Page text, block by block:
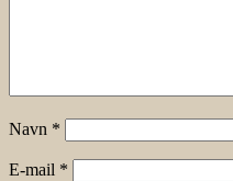
Navn *
E-mail *